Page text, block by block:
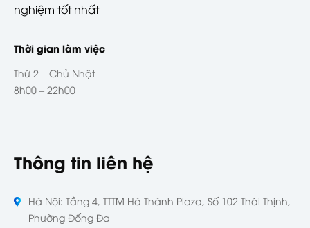
nghiệm tốt nhất
Thời gian làm việc
Thứ 2 – Chủ Nhật
8h00 – 22h00
Thông tin liên hệ
Hà Nội: Tầng 4, TTTM Hà Thành Plaza, Số 102 Thái Thịnh,
Phường Đống Đa